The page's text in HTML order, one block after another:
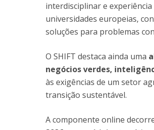
interdisciplinar e
universidades europeias,
soluções para problemas
O SHIFT destaca ainda uma
negócios verdes,
às exigências de um setor
transição sustentável.
A componente online